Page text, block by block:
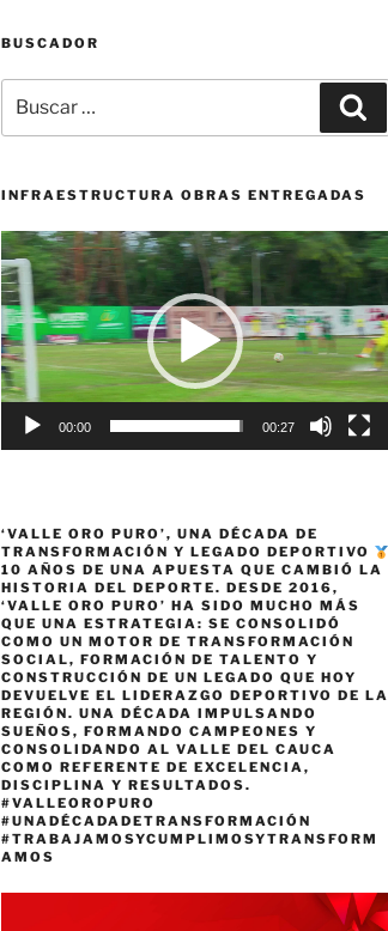
BUSCADOR
por:
INFRAESTRUCTURA OBRAS ENTREGADAS
Reproductor
de
vídeo
00:00 00:27
‘VALLE ORO PURO’, UNA DÉCADA DE
TRANSFORMACIÓN Y LEGADO DEPORTIVO
10 AÑOS DE UNA APUESTA QUE CAMBIÓ LA
HISTORIA DEL DEPORTE. DESDE 2016,
‘VALLE ORO PURO’ HA SIDO MUCHO MÁS
QUE UNA ESTRATEGIA: SE CONSOLIDÓ
COMO UN MOTOR DE TRANSFORMACIÓN
SOCIAL, FORMACIÓN DE TALENTO Y
CONSTRUCCIÓN DE UN LEGADO QUE HOY
DEVUELVE EL LIDERAZGO DEPORTIVO DE LA
REGIÓN. UNA DÉCADA IMPULSANDO
SUEÑOS, FORMANDO CAMPEONES Y
CONSOLIDANDO AL VALLE DEL CAUCA
COMO REFERENTE DE EXCELENCIA,
DISCIPLINA Y RESULTADOS.
#VALLEOROPURO
#UNADÉCADADETRANSFORMACIÓN
#TRABAJAMOSYCUMPLIMOSYTRANSFORM
AMOS